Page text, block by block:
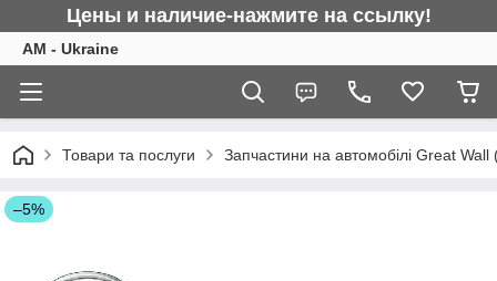
Цены и наличие-нажмите на ссылку!
AM - Ukraine
Товари та послуги Запчастини на автомобілі Great
–5%